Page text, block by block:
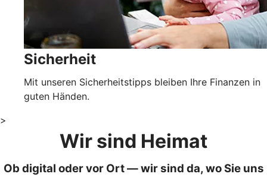
Sicherheit
Mit unseren Sicherheitstipps bleiben Ihre Finanzen in
guten Händen.
>
Wir sind Heimat
Ob digital oder vor Ort — wir sind da, wo Sie uns